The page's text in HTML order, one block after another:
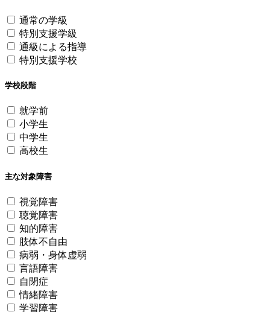
通常の学級
特別支援学級
通級による指導
特別支援学校
学校段階
就学前
小学生
中学生
高校生
主な対象障害
視覚障害
聴覚障害
知的障害
肢体不自由
病弱・身体虚弱
言語障害
自閉症
情緒障害
学習障害